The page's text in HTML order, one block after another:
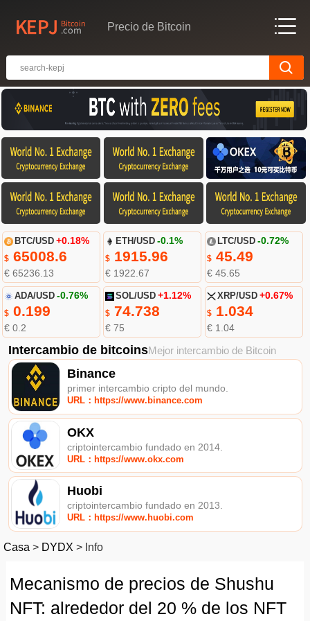
Precio de Bitcoin
BTC/USD +0.18%
$65008.6
€ 65236.13
ETH/USD -0.1%
$ 1915.96
€ 1922.67
LTC/USD -0.72%
$45.49
€ 45.65
ADA/USD -0.76%
$0.199
€ 0.2
SOL/USD +1.12%
$ 74.738
€ 75
XRP/USD +0.67%
$1.034
€ 1.04
Intercambio de bitcoinsMejor intercambio de Bitcoin
Binance
primer intercambio cripto del mundo.
URL：https://www.binance.com
OKX
criptointercambio fundado en 2014.
URL：https://www.okx.com
Huobi
criptointercambio fundado en 2013.
URL：https://www.huobi.com
Casa > DYDX > Info
Mecanismo de precios de Shushu
NFT: alrededor del 20 % de los NFT